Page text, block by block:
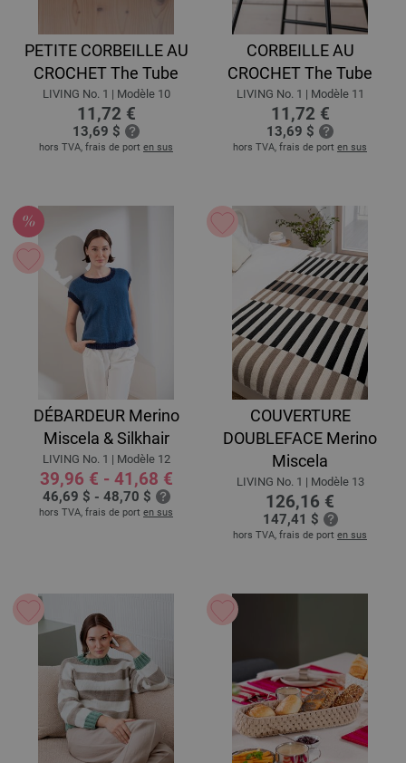
PETITE CORBEILLE AU
CROCHET The Tube
LIVING No. 1 | Modèle 10
11,72 €
13,69 $
hors TVA, frais de port en sus
CORBEILLE AU
CROCHET The Tube
LIVING No. 1 | Modèle 11
11,72 €
13,69 $
hors TVA, frais de port en sus
DÉBARDEUR Merino
Miscela & Silkhair
LIVING No. 1 | Modèle 12
39,96 € - 41,68 €
46,69 $ - 48,70 $
hors TVA, frais de port en sus
COUVERTURE
DOUBLEFACE Merino
Miscela
LIVING No. 1 | Modèle 13
126,16 €
147,41 $
hors TVA, frais de port en sus